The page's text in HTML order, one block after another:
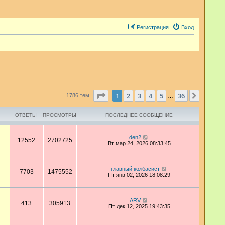
Вход
Регистрация
1786 тем Страница1 из 36
1 2 3 4 5 36
ОТВЕТЫ ПРОСМОТРЫ ПОСЛЕДНЕЕ СООБЩЕНИЕ
12552 2702725
den2
Вт мар 24, 2026 08:33:45
7703 1475552
главный колбасист
Пт янв 02, 2026 18:08:29
413 305913
ARV
Пт дек 12, 2025 19:43:35